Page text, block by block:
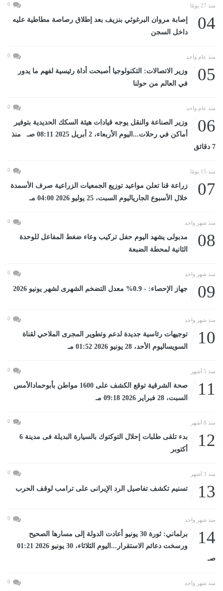
منذ 27 يومًا 0
04
إصابة مروان البرغوثي بنزيف بعد إطلاق رصاصة مطاطية عليه
داخل السجن
منذ عام واحد 0
05
وزير الاتصالات: التكنولوجيا أصبحت أداة رئيسية لفهم ما يدور
في العالم من حولنا
منذ عام واحد 0
06
وزير الصناعة والنقل يوجه قيادات هيئة السكك الحديدية بتوفير
أماكن في رحلات...اليوم الأربعاء، 2 أبريل 2025 08:11 صـ منذ
7 دقائق
منذ 15 يومًا 0
07
زراعة قنا تعلن مواعيد توزيع الجمعيات الزراعية صرف الأسمدة
خلال الأسبوع الجارياليوم السبت، 25 يوليو 2026 04:00 مـ
منذ شهر واحد 0
08
مدبولى يشهد اليوم حفل تركيب وعاء ضغط المفاعل للوحدة
الثانية لمحطة الضبعة
منذ شهر واحد 0
09 جهاز الإحصاء: - 0.9% معدل التضخم الشهرى لشهر يونيو 2026
منذ شهر واحد 0
10
توجيهات رئاسية جديدة لدعم وتطوير المجرى الملاحي لقناة
السويساليوم الأحد، 28 يونيو 2026 01:52 مـ
منذ 5 أشهر 0
11
صحة الشرقية توقع الكشف على 1600 مواطن بأبوحمادالأمس
السبت، 28 فبراير 2026 09:18 مـ
منذ 8 أشهر 0
12
بدء تلقى طلبات إحلال التوكتوك بالسيارة البديلة فى مدينة 6
أكتوبر
منذ 3 أشهر 0
13 تسنيم تكشف تفاصيل الرد الإيرانى على ترامب لوقف الحرب
منذ شهر واحد 0
14
برلماني: ثورة 30 يونيو أعادت الدولة إلى مسارها الصحيح
ورسخت دعائم الاستقرار...اليوم الثلاثاء، 30 يونيو 2026 01:21
صـ
منذ شهر واحد 0